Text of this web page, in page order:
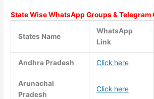
State Wise WhatsApp Groups &
States Name
WhatsApp
Link
Andhra Pradesh Click here
Arunachal
Pradesh
Click here